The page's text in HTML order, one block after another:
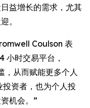
益增长的需求，尤其
。
Coulson 表
小时交易平台，
，从而赋能更多个人
资者，也为个人投
机会。”